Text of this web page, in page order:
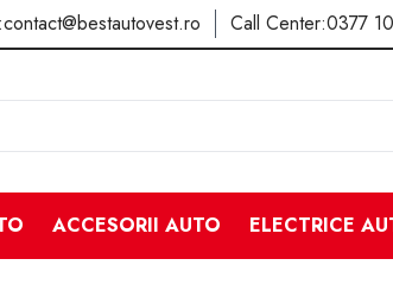
contact@bestautovest.ro Call Center:0377
ACCESORII AUTO ELECTRICE